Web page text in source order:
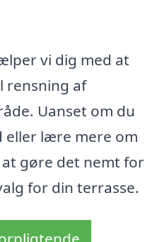
vi dig med at
rensning af
Uanset om du
eller lære mere om
gøre det nemt for
for din terrasse.